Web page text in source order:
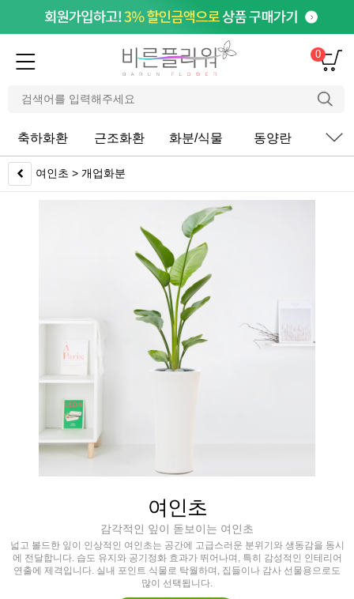
0
축하화환 근조화환 화분/식물 동양란 서
여인초 > 개업화분
여인초
감각적인 잎이 돋보이는 여인초
넓고 볼드한 잎이 인상적인 여인초는 공간에 고급스러운 분위기와 생동감을 동시
에 전달합니다. 습도 유지와 공기정화 효과가 뛰어나며, 특히 감성적인 인테리어
연출에 제격입니다. 실내 포인트 식물로 탁월하며, 집들이나 감사 선물용으로도
많이 선택됩니다.